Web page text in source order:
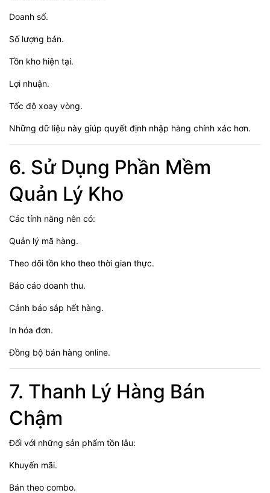
Doanh số.
Số lượng bán.
Tồn kho hiện tại.
Lợi nhuận.
Tốc độ xoay vòng.
Những dữ liệu này giúp quyết định nhập hàng chính xác hơn.
6. Sử Dụng Phần Mềm
Quản Lý Kho
Các tính năng nên có:
Quản lý mã hàng.
Theo dõi tồn kho theo thời gian thực.
Báo cáo doanh thu.
Cảnh báo sắp hết hàng.
In hóa đơn.
Đồng bộ bán hàng online.
7. Thanh Lý Hàng Bán
Chậm
Đối với những sản phẩm tồn lâu:
Khuyến mãi.
Bán theo combo.